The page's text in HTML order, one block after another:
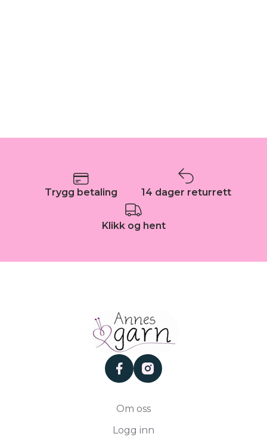
Trygg betaling 14 dager returrett
Klikk og hent
facebookinstagram
Om oss
Logg inn